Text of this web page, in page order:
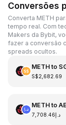
Conversões
Converta METH
tempo real. Com
Makers da Bybit,
fazer a conversão
spreads ocultos.
METHto
S$2,682.69
METHto
د.إ7,708.46